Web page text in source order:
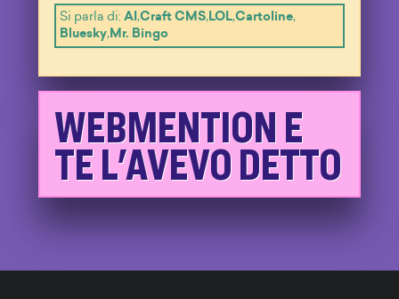
Si parla di: AI ,Craft CMS,LOL,Cartoline,
Bluesky,Mr. Bingo
WEBMENTION E
TE L'AVEVO DETTO